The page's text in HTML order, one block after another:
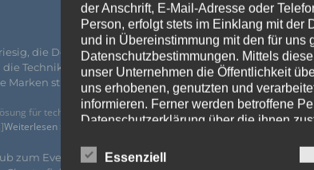
die Decken
Technik
Marken strahlen –
für technische
Weiterlesen »
zum Eventhighlight
der Anschrift, E-Mail-Adresse oder
Person, erfolgt stets im Einklang mit der
und in Übereinstimmung mit den für uns
Datenschutzbestimmungen. Mittels
unser Unternehmen die Öffentlichkeit
uns erhobenen, genutzten und
informieren. Ferner werden betroffene
Datenschutzerklärung über die ihnen
Wir haben als für die Verarbeitung
und organisatorische Maßnahmen
Essenziell